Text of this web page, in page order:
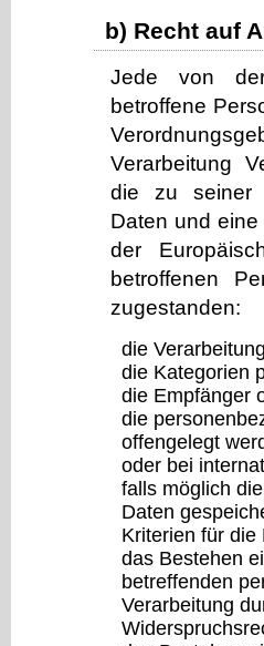
b) Recht auf
Jede von der
betroffene
Verarbeitung
die zu seiner
Daten und
der
betroffenen
zugestanden:
die
die Kategorien
die Empfänger
die
offengelegt
oder bei
falls möglich
Daten
Kriterien für die
das Bestehen
betreffenden
Verarbeitung